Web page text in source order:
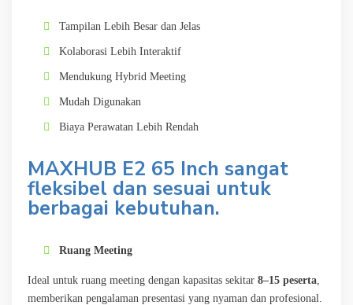
Tampilan Lebih Besar dan Jelas
Kolaborasi Lebih Interaktif
Mendukung Hybrid Meeting
Mudah Digunakan
Biaya Perawatan Lebih Rendah
MAXHUB E2 65 Inch sangat
fleksibel dan sesuai untuk
berbagai kebutuhan.
Ruang Meeting
Ideal untuk ruang meeting dengan kapasitas sekitar 8–15 peserta
memberikan pengalaman presentasi yang nyaman dan profesional.